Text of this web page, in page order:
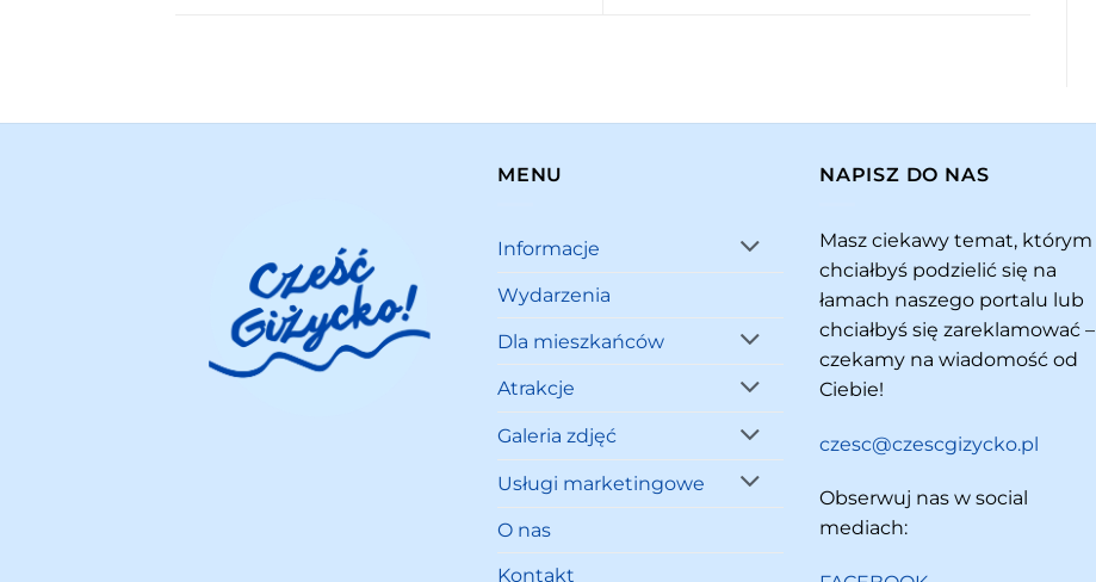
MENU
Informacje
Wydarzenia
Dla mieszkańców
Atrakcje
Galeria zdjęć
Usługi marketingowe
O nas
Kontakt
NAPISZ DO NAS
Masz ciekawy temat, którym
chciałbyś podzielić się na
łamach naszego portalu lub
chciałbyś się zareklamować –
czekamy na wiadomość od
Ciebie!
czesc@czescgizycko.pl
Obserwuj nas w social
mediach: